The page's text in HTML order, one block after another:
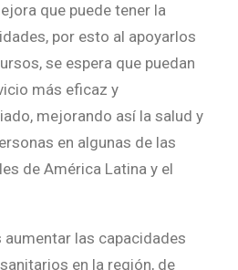
que puede tener la
por esto al apoyarlos
se espera que puedan
más eficaz y
mejorando así la salud y
en algunas de las
de América Latina y el
aumentar las capacidades
en la región, de